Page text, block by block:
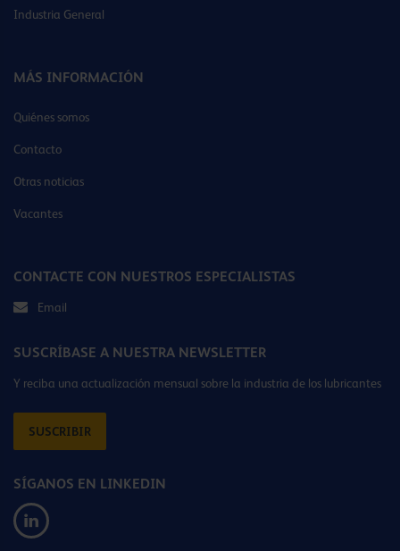
Industria General
MÁS INFORMACIÓN
Quiénes somos
Contacto
Otras noticias
Vacantes
CONTACTE CON NUESTROS ESPECIALISTAS
Email
SUSCRÍBASE A NUESTRA NEWSLETTER
Y reciba una actualización mensual sobre la industria de los lubricantes
SUSCRIBIR
SÍGANOS EN LINKEDIN